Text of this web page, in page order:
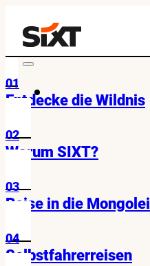
01
Entdecke die Wildnis
02
Warum SIXT?
03
Reise in die Mongolei
04
Selbstfahrerreisen